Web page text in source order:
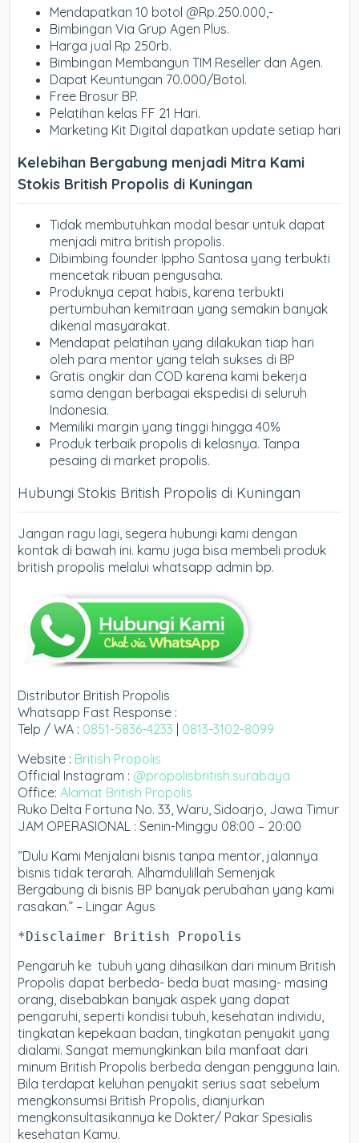
Mendapatkan 10 botol @Rp.250.000,-
Bimbingan Via Grup Agen Plus.
Harga jual Rp 250rb.
Bimbingan Membangun TIM Reseller dan Agen.
Dapat Keuntungan 70.000/Botol.
Free Brosur BP.
Pelatihan kelas FF 21 Hari.
Marketing Kit Digital dapatkan update setiap hari
Kelebihan Bergabung menjadi Mitra Kami
Stokis British Propolis di Kuningan
Tidak membutuhkan modal besar untuk dapat
menjadi mitra british propolis.
Dibimbing founder Ippho Santosa yang terbukti
mencetak ribuan pengusaha.
Produknya cepat habis, karena terbukti
pertumbuhan kemitraan yang semakin banyak
dikenal masyarakat.
Mendapat pelatihan yang dilakukan tiap hari
oleh para mentor yang telah sukses di BP
Gratis ongkir dan COD karena kami bekerja
sama dengan berbagai ekspedisi di seluruh
Indonesia.
Memiliki margin yang tinggi hingga 40%
Produk terbaik propolis di kelasnya. Tanpa
pesaing di market propolis.
Hubungi Stokis British Propolis di Kuningan
Jangan ragu lagi, segera hubungi kami dengan
kontak di bawah ini. kamu juga bisa membeli produk
british propolis melalui whatsapp admin bp.
Distributor British Propolis
Whatsapp Fast Response :
Telp / WA : 0851-5836-4233 | 0813-3102-8099
Website : British Propolis
Official Instagram : @propolisbritish.surabaya
Office:Alamat British Propolis
Ruko Delta Fortuna No. 33, Waru, Sidoarjo, Jawa Timur
JAM OPERASIONAL : Senin-Minggu 08:00 – 20:00
“Dulu Kami Menjalani bisnis tanpa mentor, jalannya
bisnis tidak terarah. Alhamdulillah Semenjak
Bergabung di bisnis BP banyak perubahan yang kami
rasakan.” – Lingar Agus
*Disclaimer British Propolis
Pengaruh ke tubuh yang dihasilkan dari minum British
Propolis dapat berbeda- beda buat masing- masing
orang, disebabkan banyak aspek yang dapat
pengaruhi, seperti kondisi tubuh, kesehatan individu,
tingkatan kepekaan badan, tingkatan penyakit yang
dialami. Sangat memungkinkan bila manfaat dari
minum British Propolis berbeda dengan pengguna lain.
Bila terdapat keluhan penyakit serius saat sebelum
mengkonsumsi British Propolis, dianjurkan
mengkonsultasikannya ke Dokter/ Pakar Spesialis
kesehatan Kamu.